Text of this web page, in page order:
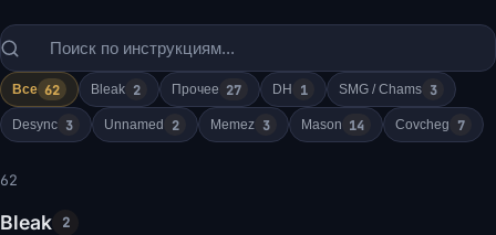
Все 62 Bleak 2 Прочее 27 DH 1 SMG / Chams 3
Desync 3 Unnamed 2 Memez 3 Mason 14 Covcheg 7
62
Bleak 2